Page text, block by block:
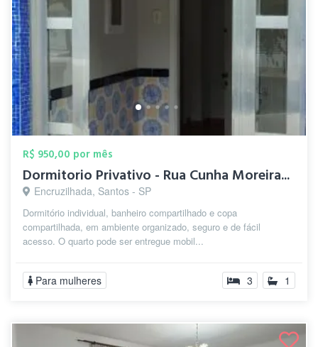
R$ 950,00 por mês
Dormitorio Privativo - Rua Cunha Moreira...
Encruzilhada, Santos - SP
Dormitório individual, banheiro compartilhado e copa
compartilhada, em ambiente organizado, seguro e de fácil
acesso. O quarto pode ser entregue mobil...
Para mulheres 3 1